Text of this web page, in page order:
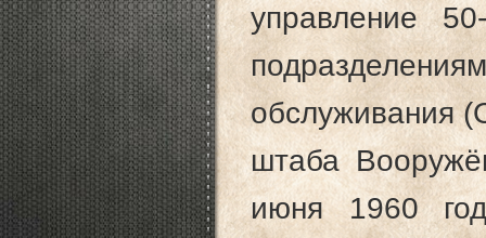
управление
обслуживания
штаба
июня 1960